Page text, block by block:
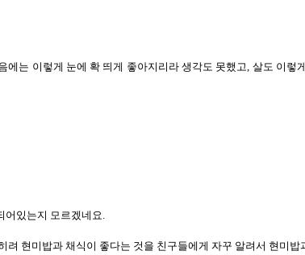
는 이렇게 눈에 확 띄게 좋아지리라 생각도 못했고, 살도 이
어있는지 모르겠네요.
현미밥과 채식이 좋다는 것을 친구들에게 자꾸 알려서 현미